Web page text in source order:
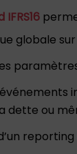
globale
dette ou